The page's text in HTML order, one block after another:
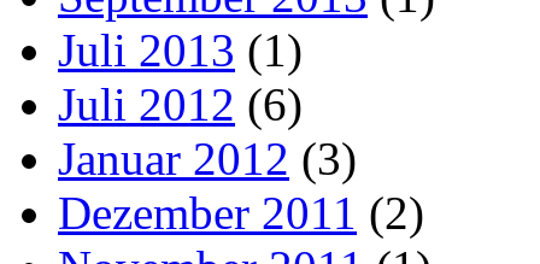
Juli 2013 (1)
Juli 2012 (6)
Januar 2012 (3)
Dezember 2011 (2)